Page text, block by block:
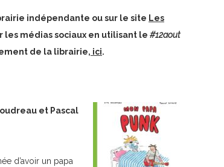
indépendante ou sur le site Les
les médias sociaux en utilisant le #12aout
de la librairie, ici.
et Pascal
d’avoir un papa